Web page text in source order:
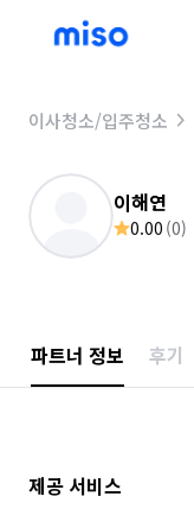
이사청소/입주청소
이해연
0.00 (0)
파트너 정보 후기
제공 서비스